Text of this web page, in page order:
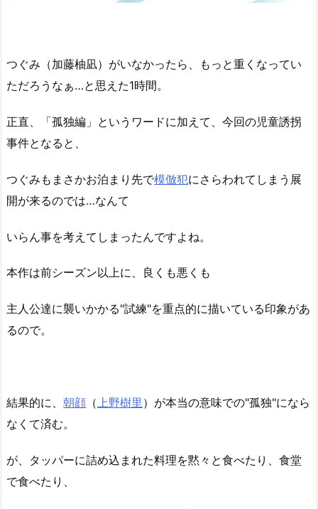
つぐみ（加藤柚凪）がいなかったら、もっと重くなってい
ただろうなぁ…と思えた1時間。
正直、「孤独編」というワードに加えて、今回の児童誘拐
事件となると、
つぐみもまさかお泊まり先で模倣犯にさらわれてしまう展
開が来るのでは…なんて
いらん事を考えてしまったんですよね。
本作は前シーズン以上に、良くも悪くも
主人公達に襲いかかる"試練"を重点的に描いている印象があ
るので。
結果的に、 朝顔 （ 上野樹里 ）が本当の意味での"孤独"になら
なくて済む。
が、タッパーに詰め込まれた料理を黙々と食べたり、食堂
で食べたり、